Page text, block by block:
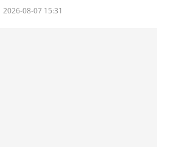
2026-08-07 15:31